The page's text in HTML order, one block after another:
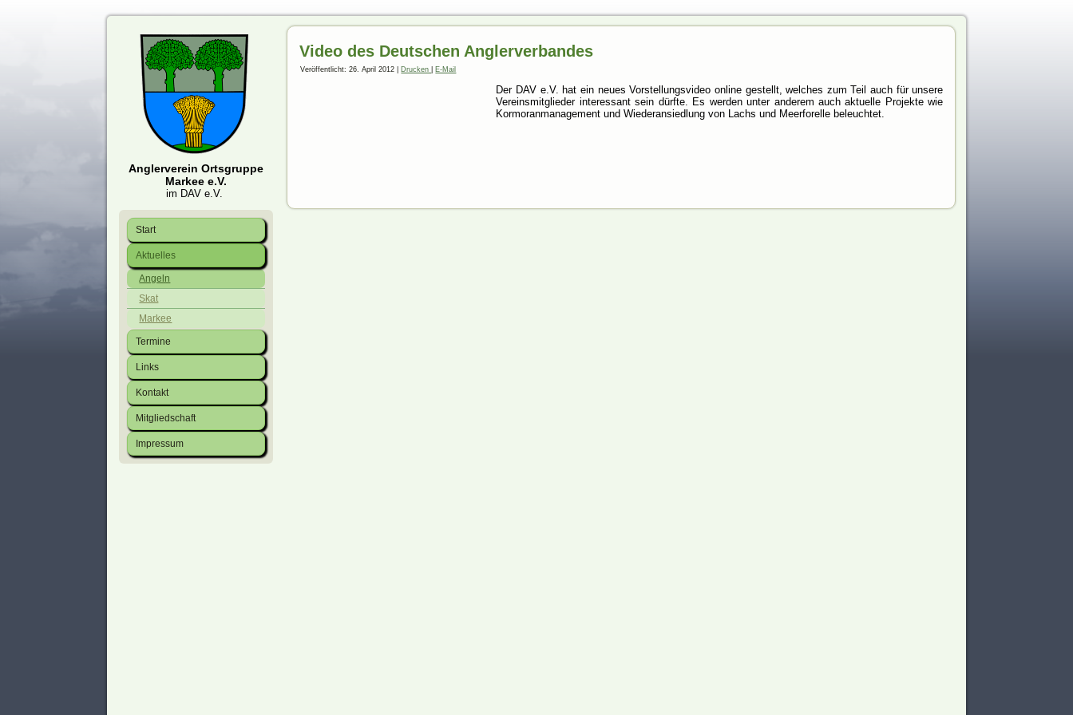
Anglerverein Ortsgruppe
Markee e.V.
im DAV e.V.
Start
Aktuelles
Angeln
Skat
Markee
Termine
Links
Kontakt
Mitgliedschaft
Impressum
Video des Deutschen Anglerverbandes
Veröffentlicht: 26. April 2012 Drucken E-Mail
Der DAV e.V. hat ein neues Vorstellungsvideo online gestellt, welches zum Teil auch für unsere
Vereinsmitglieder interessant sein dürfte. Es werden unter anderem auch aktuelle Projekte wie
Kormoranmanagement und Wiederansiedlung von Lachs und Meerforelle beleuchtet.